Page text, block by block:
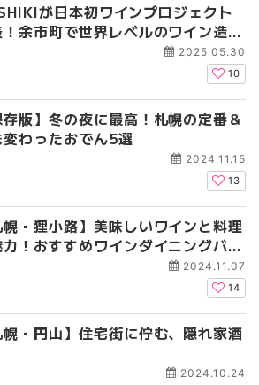
が日本初ワインプロジェクト
余市町で世界レベルのワイン造り
2025.05.30
10
存版】冬の夜に最高！札幌の定番＆
変わったおでん5選
2024.11.15
13
幌・狸小路】美味しいワインと料理
！おすすめワインダイニングバー
2024.11.07
14
幌・円山】住宅街に佇む、隠れ家酒
2024.10.24